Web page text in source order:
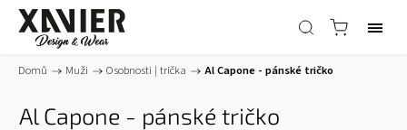
Domů / Muži / Osobnosti | trička / Al Capone - pánské tričko
Al Capone - pánské tričko